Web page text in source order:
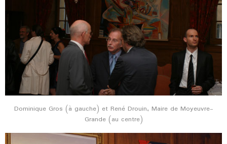
Dominique Gros (à gauche) et René Drouin, Maire de Moyeuvre-
Grande (au centre)